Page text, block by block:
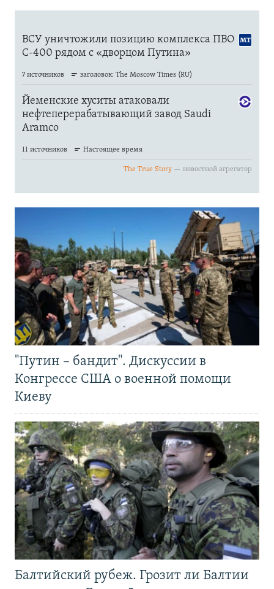
"Путин – бандит". Дискуссии в
Конгрессе США о военной помощи
Киеву
Балтийский рубеж. Грозит ли Балтии